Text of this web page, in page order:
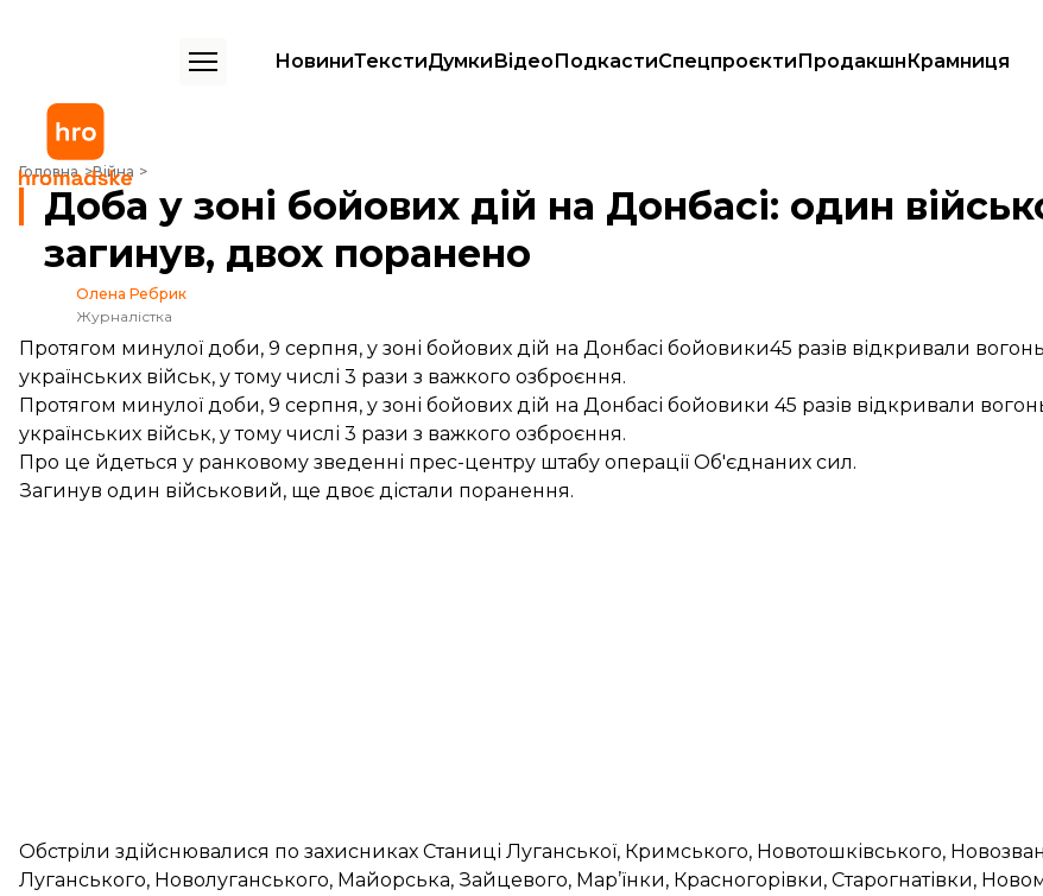
НовиниТекстиДумкиВідеоПодкастиСпецпроєктиПродакшнКрамниця
Головна Війна
Доба у зоні бойових дій на Донбасі: один військовий загинув, двох поранено
Доба у зоні бойових дій на Донбасі: один
загинув, двох поранено
Олена Ребрик
Журналістка
Протягом минулої доби, 9 серпня, у зоні бойових дій на Донбасі бойовики45 разів відкривали
українських військ, у тому числі 3 рази з важкого озброєння.
Протягом минулої доби, 9 серпня, у зоні бойових дій на Донбасі бойовики 45 разів відкривали
українських військ, у тому числі 3 рази з важкого озброєння.
Про це йдеться у ранковому зведенні прес-центру штабу операції Об'єднаних сил.
Загинув один військовий, ще двоє дістали поранення.
Обстріли здійснювалися по захисниках Станиці Луганської, Кримського, Новотошківського,
Луганського, Новолуганського, Майорська, Зайцевого, Мар’їнки, Красногорівки, Старогнатівки,